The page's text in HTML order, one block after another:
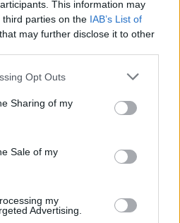
This information may
parties on the IAB’s List of
that may further disclose it to other
Opt Outs
Sharing of my
Sale of my
my
Advertising.